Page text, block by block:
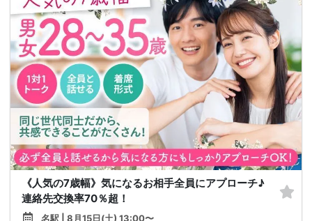
《人気の7歳幅》気になるお相手全員にアプローチ♪
連絡先交換率70％超！
名駅 | 8月15日(土) 13:00〜